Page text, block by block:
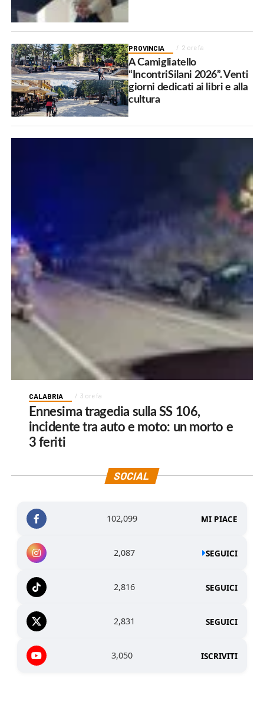
PROVINCIA 2 ore fa
A Camigliatello
“IncontriSilani 2026”. Venti
giorni dedicati ai libri e alla
cultura
CALABRIA 3 ore fa
Ennesima tragedia sulla SS 106,
incidente tra auto e moto: un morto e
3 feriti
SOCIAL
102,099 MI PIACE
2,087 SEGUICI
2,816 SEGUICI
2,831 SEGUICI
3,050 ISCRIVITI